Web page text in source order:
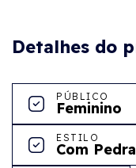
Detalhes do
PÚBLICO
Feminino
ESTILO
Com